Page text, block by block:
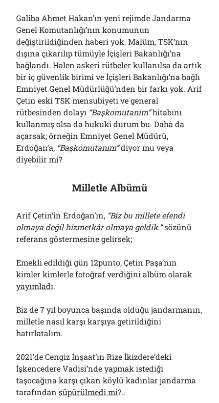
Galiba Ahmet Hakan’ın yeni rejimde Jandarma
Genel Komutanlığı’nın konumunun
değiştirildiğinden haberi yok. Malûm, TSK’nın
dışına çıkarılıp tümüyle İçişleri Bakanlığı’na
bağlandı. Halen askeri rütbeler kullanılsa da artık
bir iç güvenlik birimi ve İçişleri Bakanlığı’na bağlı
Emniyet Genel Müdürlüğü’nden bir farkı yok. Arif
Çetin eski TSK mensubiyeti ve general
rütbesinden dolayı “Başkomutanım”hitabını
kullanmış olsa da hukuki durum bu. Daha da
açarsak; örneğin Emniyet Genel Müdürü,
Erdoğan’a, “Başkomutanım”diyor mu veya
diyebilir mi?
Milletle Albümü
Arif Çetin’in Erdoğan’ın, “Biz bu millete efendi
olmaya değil hizmetkâr olmaya geldik.”sözünü
referans göstermesine gelirsek;
Emekli edildiği gün 12punto, Çetin Paşa’nın
kimler kimlerle fotoğraf verdiğini albüm olarak
yayımladı.
Biz de 7 yıl boyunca başında olduğu jandarmanın,
milletle nasıl karşı karşıya getirildiğini
hatırlatalım.
2021’de Cengiz İnşaat’ın Rize İkizdere’deki
İşkencedere Vadisi’nde yapmak istediği
taşocağına karşı çıkan köylü kadınlar jandarma
tarafındansüpürülmedi mi?..